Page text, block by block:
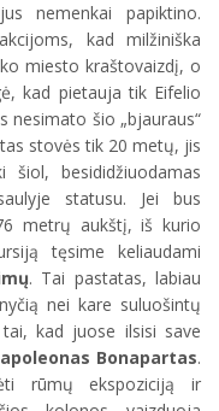
nemenkai papiktino.
kad milžiniška
miesto kraštovaizdį, o
kad pietauja tik Eifelio
nesimato šio „bjauraus“
stovės tik 20 metų, jis
šiol, besididžiuodamas
statusu. Jei bus
metrų aukštį, iš kurio
tęsime keliaudami
. Tai pastatas, labiau
nei kare suluošintų
kad juose ilsisi save
Bonapartas.
rūmų ekspoziciją ir